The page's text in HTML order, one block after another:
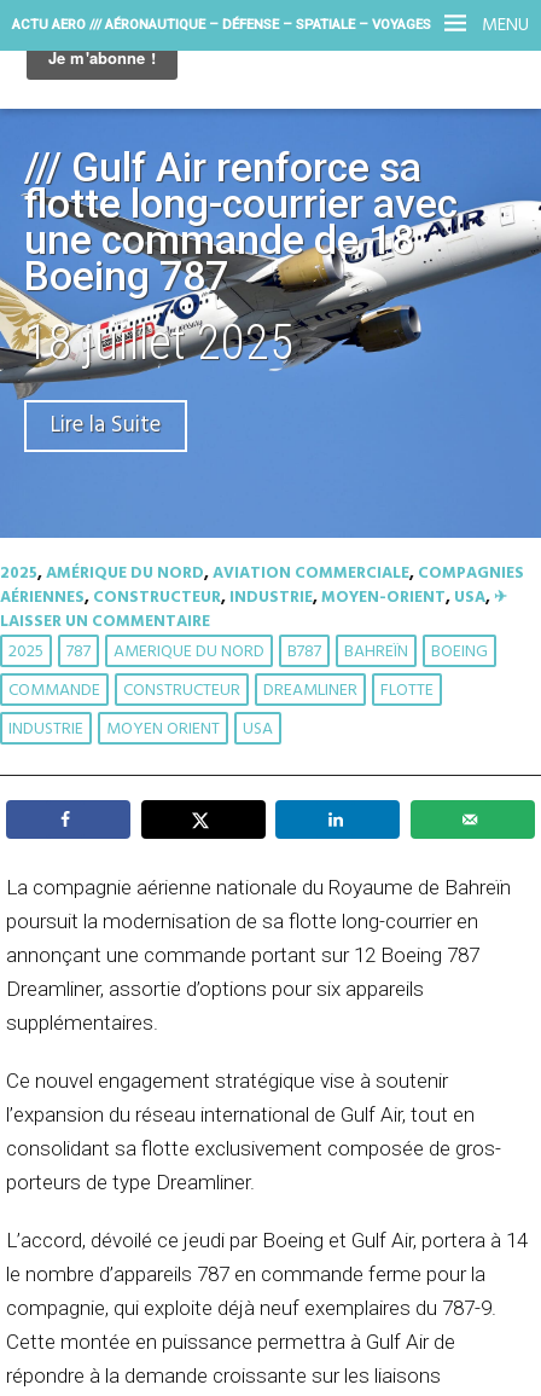
MENU
ACTU AERO /// AÉRONAUTIQUE – DÉFENSE – SPATIALE – VOYAGES
/// Gulf Air renforce sa
flotte long-courrier avec
une commande de 18
Boeing 787
18 juillet 2025
Lire la Suite
2025,AMÉRIQUE DU NORD,AVIATION COMMERCIALE,COMPAGNIES
AÉRIENNES,CONSTRUCTEUR,INDUSTRIE,MOYEN-ORIENT,USA,✈︎
LAISSER UN COMMENTAIRE
2025 787 AMERIQUE DU NORD B787 BAHREÏN
BOEING
COMMANDE
CONSTRUCTEUR DREAMLINER
FLOTTE
INDUSTRIE
MOYEN ORIENT USA
La compagnie aérienne nationale du Royaume de Bahreïn
poursuit la modernisation de sa flotte long-courrier en
annonçant une commande portant sur 12 Boeing 787
Dreamliner, assortie d’options pour six appareils
supplémentaires.
Ce nouvel engagement stratégique vise à soutenir
l’expansion du réseau international de Gulf Air, tout en
consolidant sa flotte exclusivement composée de gros-
porteurs de type Dreamliner.
L’accord, dévoilé ce jeudi par Boeing et Gulf Air, portera à 14
le nombre d’appareils 787 en commande ferme pour la
compagnie, qui exploite déjà neuf exemplaires du 787-9.
Cette montée en puissance permettra à Gulf Air de
répondre à la demande croissante sur les liaisons